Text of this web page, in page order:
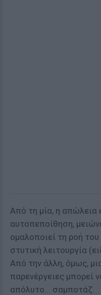
Από τη μία, η απώλεια
αυτοπεποίθηση,
ομαλοποιεί τη ροή
στυτική λειτουργία
Από την άλλη, όμως,
παρενέργειες μπορεί
απόλυτο... σαμποτάζ.